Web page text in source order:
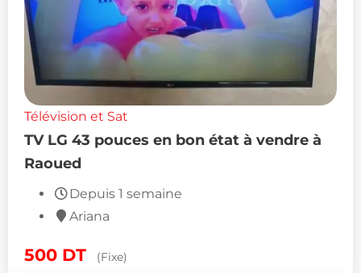
Télévision et Sat
TV LG 43 pouces en bon état à vendre à
Raoued
Depuis 1 semaine
Ariana
500 DT (Fixe)